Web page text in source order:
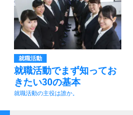
就職活動
就職活動でまず知ってお
きたい30の基本
就職活動の主役は誰か。